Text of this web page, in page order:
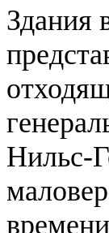
Здания
Нильс-